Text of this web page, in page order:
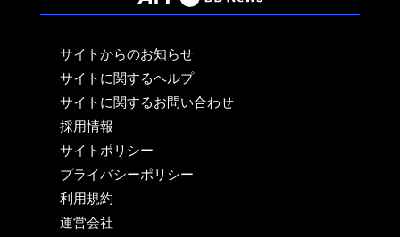
サイトからのお知らせ
サイトに関するヘルプ
サイトに関するお問い合わせ
採用情報
サイトポリシー
プライバシーポリシー
利用規約
運営会社